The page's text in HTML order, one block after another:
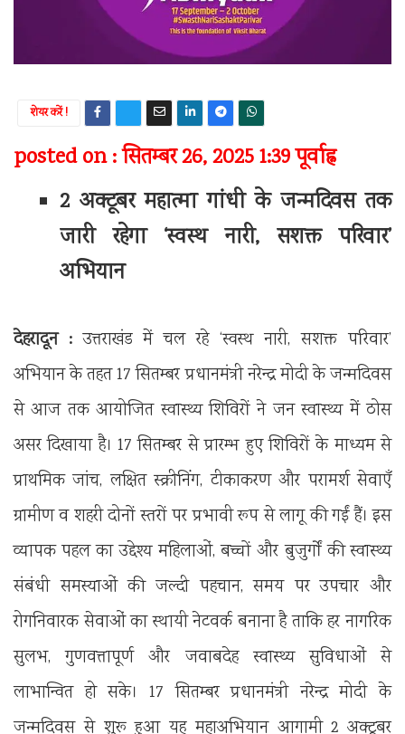
शेयर करें !
posted on : सितम्बर 26, 2025 1:39 पूर्वाह्न
2 अक्टूबर महात्मा गांधी के जन्मदिवस तक
जारी रहेगा ‘स्वस्थ नारी, सशक्त परिवार’
अभियान
देहरादून :उत्तराखंड में चल रहे ‘स्वस्थ नारी, सशक्त परिवार’
अभियान के तहत 17 सितम्बर प्रधानमंत्री नरेन्द्र मोदी के जन्मदिवस
से आज तक आयोजित स्वास्थ्य शिविरों ने जन स्वास्थ्य में ठोस
असर दिखाया है। 17 सितम्बर से प्रारम्भ हुए शिविरों के माध्यम से
प्राथमिक जांच, लक्षित स्क्रीनिंग, टीकाकरण और परामर्श सेवाएँ
ग्रामीण व शहरी दोनों स्तरों पर प्रभावी रूप से लागू की गईं हैं। इस
व्यापक पहल का उद्देश्य महिलाओं, बच्चों और बुजुर्गों की स्वास्थ्य
संबंधी समस्याओं की जल्दी पहचान, समय पर उपचार और
रोगनिवारक सेवाओं का स्थायी नेटवर्क बनाना है ताकि हर नागरिक
सुलभ, गुणवत्तापूर्ण और जवाबदेह स्वास्थ्य सुविधाओं से
लाभान्वित हो सके। 17 सितम्बर प्रधानमंत्री नरेन्द्र मोदी के
जन्मदिवस से शुरू हुआ यह महाअभियान आगामी 2 अक्टूबर